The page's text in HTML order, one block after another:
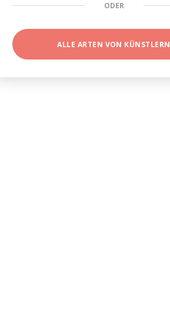
ODER
ALLE ARTEN VON KÜNSTLERN